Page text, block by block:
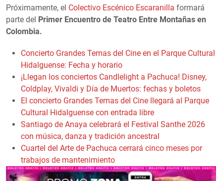
Próximamente, el Colectivo Escénico Escaranilla formará
parte del Primer Encuentro de Teatro Entre Montañas en
Colombia.
Concierto Grandes Temas del Cine en el Parque Cultural
Hidalguense: Fecha y horario
¡Llegan los conciertos Candlelight a Pachuca! Disney,
Coldplay, Vivaldi y Día de Muertos: fechas y boletos
El concierto Grandes Temas del Cine llegará al Parque
Cultural Hidalguense con entrada libre
Santiago de Anaya celebrará el Festival Santhe 2026
con música, danza y tradición ancestral
Cuartel del Arte de Pachuca cerrará cinco meses por
trabajos de mantenimiento